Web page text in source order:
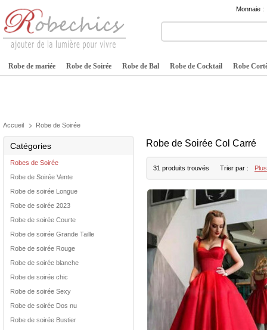
Monnaie :
Robe de mariée Robe de Soirée Robe de Bal Robe de Cocktail Robe
Accueil Robe de Soirée
Catégories
Robes de Soirée
Robe de Soirée Vente
Robe de soirée Longue
Robe de soirée 2023
Robe de soirée Courte
Robe de soirée Grande Taille
Robe de soirée Rouge
Robe de soirée blanche
Robe de soirée chic
Robe de soirée Sexy
Robe de soirée Dos nu
Robe de soirée Bustier
Robe de Soirée Col Carré
31 produits trouvés Trier par :